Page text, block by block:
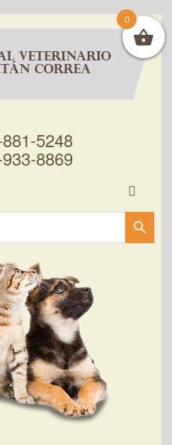
5248
8869
0